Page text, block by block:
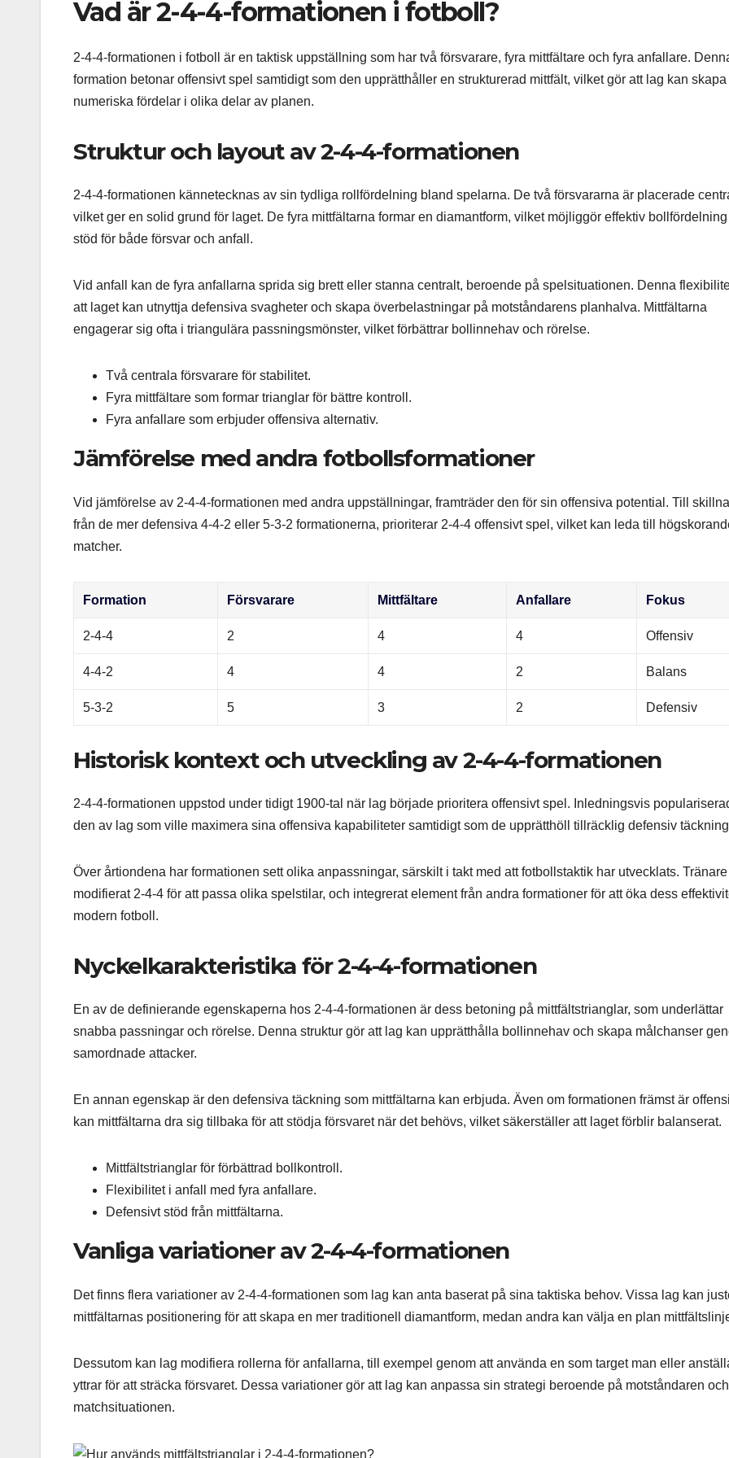
Vad är 2-4-4-formationen i fotboll?
2-4-4-formationen i fotboll är en taktisk uppställning som har två försvarare, fyra mittfältare och fyra anfallare.
formation betonar offensivt spel samtidigt som den upprätthåller en strukturerad mittfält, vilket gör att lag kan skapa
numeriska fördelar i olika delar av planen.
Struktur och layout av 2-4-4-formationen
2-4-4-formationen kännetecknas av sin tydliga rollfördelning bland spelarna. De två försvararna är placerade
vilket ger en solid grund för laget. De fyra mittfältarna formar en diamantform, vilket möjliggör effektiv
stöd för både försvar och anfall.
Vid anfall kan de fyra anfallarna sprida sig brett eller stanna centralt, beroende på spelsituationen. Denna
att laget kan utnyttja defensiva svagheter och skapa överbelastningar på motståndarens planhalva. Mittfältarna
engagerar sig ofta i triangulära passningsmönster, vilket förbättrar bollinnehav och rörelse.
Två centrala försvarare för stabilitet.
Fyra mittfältare som formar trianglar för bättre kontroll.
Fyra anfallare som erbjuder offensiva alternativ.
Jämförelse med andra fotbollsformationer
Vid jämförelse av 2-4-4-formationen med andra uppställningar, framträder den för sin offensiva potential. Till
från de mer defensiva 4-4-2 eller 5-3-2 formationerna, prioriterar 2-4-4 offensivt spel, vilket kan leda till
matcher.
Formation Försvarare Mittfältare Anfallare Fokus
2-4-4 2 4 4 Offensiv
4-4-2 4 4 2 Balans
5-3-2 5 3 2 Defensiv
Historisk kontext och utveckling av 2-4-4-formationen
2-4-4-formationen uppstod under tidigt 1900-tal när lag började prioritera offensivt spel. Inledningsvis
den av lag som ville maximera sina offensiva kapabiliteter samtidigt som de upprätthöll tillräcklig defensiv
Över årtiondena har formationen sett olika anpassningar, särskilt i takt med att fotbollstaktik har utvecklats.
modifierat 2-4-4 för att passa olika spelstilar, och integrerat element från andra formationer för att öka dess
modern fotboll.
Nyckelkarakteristika för 2-4-4-formationen
En av de definierande egenskaperna hos 2-4-4-formationen är dess betoning på mittfältstrianglar, som underlättar
snabba passningar och rörelse. Denna struktur gör att lag kan upprätthålla bollinnehav och skapa målchanser
samordnade attacker.
En annan egenskap är den defensiva täckning som mittfältarna kan erbjuda. Även om formationen främst är
kan mittfältarna dra sig tillbaka för att stödja försvaret när det behövs, vilket säkerställer att laget förblir balanserat.
Mittfältstrianglar för förbättrad bollkontroll.
Flexibilitet i anfall med fyra anfallare.
Defensivt stöd från mittfältarna.
Vanliga variationer av 2-4-4-formationen
Det finns flera variationer av 2-4-4-formationen som lag kan anta baserat på sina taktiska behov. Vissa lag kan
mittfältarnas positionering för att skapa en mer traditionell diamantform, medan andra kan välja en plan
Dessutom kan lag modifiera rollerna för anfallarna, till exempel genom att använda en som target man eller
yttrar för att sträcka försvaret. Dessa variationer gör att lag kan anpassa sin strategi beroende på motståndaren och
matchsituationen.